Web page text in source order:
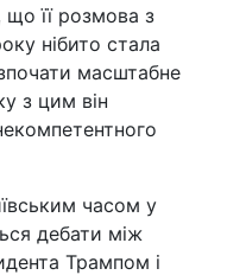
її розмова з
нібито стала
масштабне
з цим він
часом у
дебати між
Трампом і